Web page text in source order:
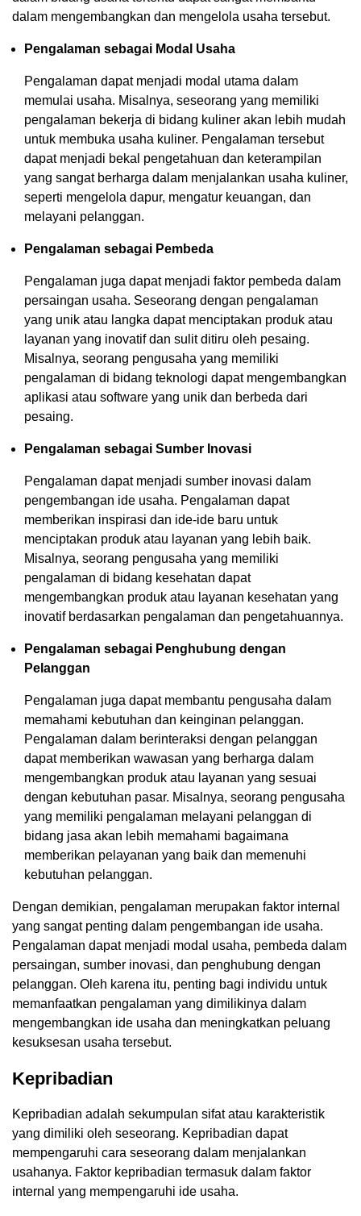
dalam mengembangkan dan mengelola usaha tersebut.
Pengalaman sebagai Modal Usaha
Pengalaman dapat menjadi modal utama dalam
memulai usaha. Misalnya, seseorang yang memiliki
pengalaman bekerja di bidang kuliner akan lebih mudah
untuk membuka usaha kuliner. Pengalaman tersebut
dapat menjadi bekal pengetahuan dan keterampilan
yang sangat berharga dalam menjalankan usaha kuliner,
seperti mengelola dapur, mengatur keuangan, dan
melayani pelanggan.
Pengalaman sebagai Pembeda
Pengalaman juga dapat menjadi faktor pembeda dalam
persaingan usaha. Seseorang dengan pengalaman
yang unik atau langka dapat menciptakan produk atau
layanan yang inovatif dan sulit ditiru oleh pesaing.
Misalnya, seorang pengusaha yang memiliki
pengalaman di bidang teknologi dapat mengembangkan
aplikasi atau software yang unik dan berbeda dari
pesaing.
Pengalaman sebagai Sumber Inovasi
Pengalaman dapat menjadi sumber inovasi dalam
pengembangan ide usaha. Pengalaman dapat
memberikan inspirasi dan ide-ide baru untuk
menciptakan produk atau layanan yang lebih baik.
Misalnya, seorang pengusaha yang memiliki
pengalaman di bidang kesehatan dapat
mengembangkan produk atau layanan kesehatan yang
inovatif berdasarkan pengalaman dan pengetahuannya.
Pengalaman sebagai Penghubung dengan
Pelanggan
Pengalaman juga dapat membantu pengusaha dalam
memahami kebutuhan dan keinginan pelanggan.
Pengalaman dalam berinteraksi dengan pelanggan
dapat memberikan wawasan yang berharga dalam
mengembangkan produk atau layanan yang sesuai
dengan kebutuhan pasar. Misalnya, seorang pengusaha
yang memiliki pengalaman melayani pelanggan di
bidang jasa akan lebih memahami bagaimana
memberikan pelayanan yang baik dan memenuhi
kebutuhan pelanggan.
Dengan demikian, pengalaman merupakan faktor internal
yang sangat penting dalam pengembangan ide usaha.
Pengalaman dapat menjadi modal usaha, pembeda dalam
persaingan, sumber inovasi, dan penghubung dengan
pelanggan. Oleh karena itu, penting bagi individu untuk
memanfaatkan pengalaman yang dimilikinya dalam
mengembangkan ide usaha dan meningkatkan peluang
kesuksesan usaha tersebut.
Kepribadian
Kepribadian adalah sekumpulan sifat atau karakteristik
yang dimiliki oleh seseorang. Kepribadian dapat
mempengaruhi cara seseorang dalam menjalankan
usahanya. Faktor kepribadian termasuk dalam faktor
internal yang mempengaruhi ide usaha.